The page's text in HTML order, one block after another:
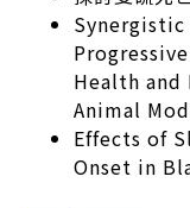
Health and
Animal
Effects of
Onset in